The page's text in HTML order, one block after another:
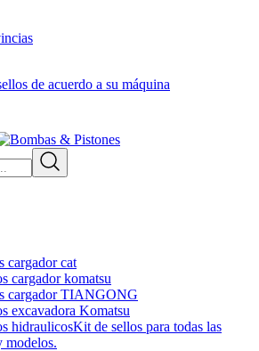
de acuerdo a su máquina
cargador cat
cargador komatsu
cargador TIANGONG
excavadora Komatsu
hidraulicosKit de sellos para todas las
modelos.